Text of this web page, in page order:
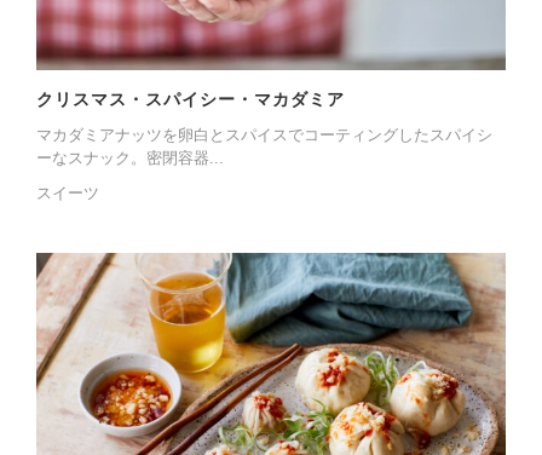
クリスマス・スパイシー・マカダミア
マカダミアナッツを卵白とスパイスでコーティングしたスパイシ
ーなスナック。密閉容器...
スイーツ